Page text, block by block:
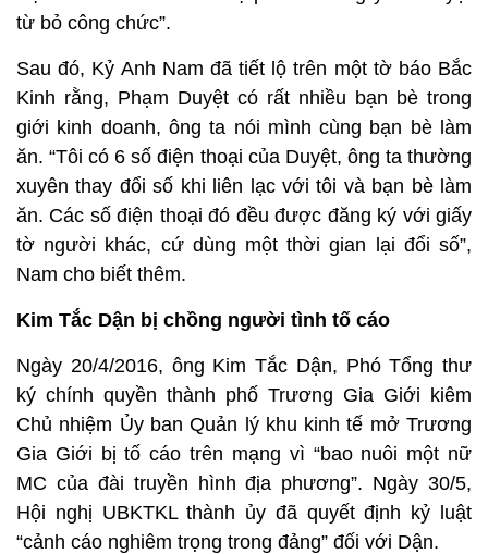
từ bỏ công chức”.
Sau đó, Kỷ Anh Nam đã tiết lộ trên một tờ báo Bắc
Kinh rằng, Phạm Duyệt có rất nhiều bạn bè trong
giới kinh doanh, ông ta nói mình cùng bạn bè làm
ăn. “Tôi có 6 số điện thoại của Duyệt, ông ta thường
xuyên thay đổi số khi liên lạc với tôi và bạn bè làm
ăn. Các số điện thoại đó đều được đăng ký với giấy
tờ người khác, cứ dùng một thời gian lại đổi số”,
Nam cho biết thêm.
Kim Tắc Dận bị chồng người tình tố cáo
Ngày 20/4/2016, ông Kim Tắc Dận, Phó Tổng thư
ký chính quyền thành phố Trương Gia Giới kiêm
Chủ nhiệm Ủy ban Quản lý khu kinh tế mở Trương
Gia Giới bị tố cáo trên mạng vì “bao nuôi một nữ
MC của đài truyền hình địa phương”. Ngày 30/5,
Hội nghị UBKTKL thành ủy đã quyết định kỷ luật
“cảnh cáo nghiêm trọng trong đảng” đối với Dận.